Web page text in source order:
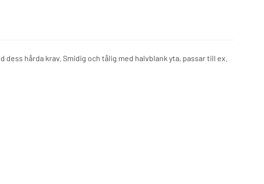
hårda krav. Smidig och tålig med halvblank yta, passar till ex.